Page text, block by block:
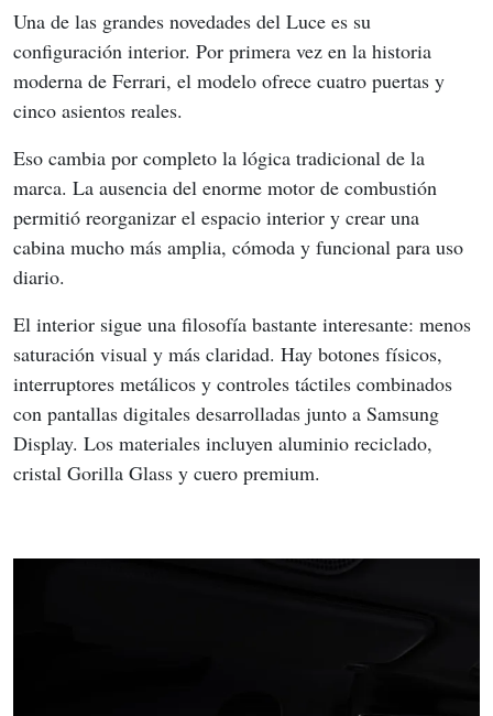
Una de las grandes novedades del Luce es su
configuración interior. Por primera vez en la historia
moderna de Ferrari, el modelo ofrece cuatro puertas y
cinco asientos reales.
Eso cambia por completo la lógica tradicional de la
marca. La ausencia del enorme motor de combustión
permitió reorganizar el espacio interior y crear una
cabina mucho más amplia, cómoda y funcional para uso
diario.
El interior sigue una filosofía bastante interesante: menos
saturación visual y más claridad. Hay botones físicos,
interruptores metálicos y controles táctiles combinados
con pantallas digitales desarrolladas junto a Samsung
Display. Los materiales incluyen aluminio reciclado,
cristal Gorilla Glass y cuero premium.